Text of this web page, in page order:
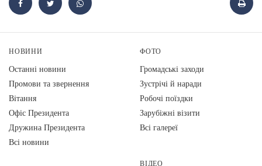
НОВИНИ
Останні новини
Промови та звернення
Вiтання
Офіс Президента
Дружина Президента
Всі новини
ФОТО
Громадські заходи
Зустрічі й наради
Робочі поїздки
Зарубіжні візити
Всі галереї
ВІДЕО